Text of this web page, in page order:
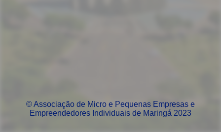
© Associação de Micro e Pequenas Empresas e
Empreendedores Individuais de Maringá 2023